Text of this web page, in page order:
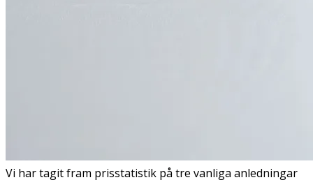
Vi har tagit fram prisstatistik på tre vanliga anledningar